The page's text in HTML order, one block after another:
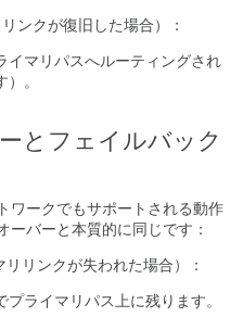
ンクが復旧した場合）：
イマリパスへルーティングされ
。
とフェイルバック
ワークでもサポートされる動作
ーバーと本質的に同じです：
リンクが失われた場合）：
ライマリパス上に残ります。